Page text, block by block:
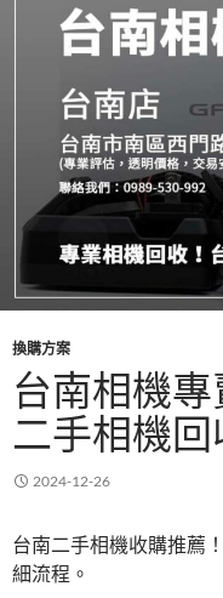
換購方案
台南相機
二手相機
2024-12-26
台南二手相機收購推薦
細流程。